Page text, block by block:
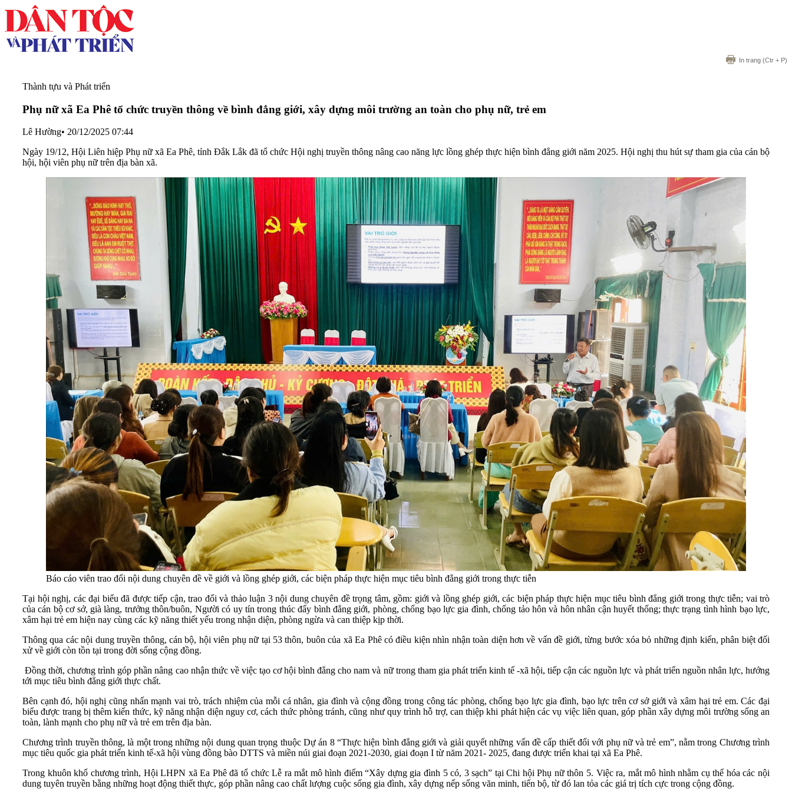
In trang (Ctr + P)
Thành tựu và Phát triển
Phụ nữ xã Ea Phê tổ chức truyền thông về bình đẳng giới, xây dựng môi trường an toàn cho phụ nữ, trẻ em
Lê Hường• 20/12/2025 07:44
Ngày 19/12, Hội Liên hiệp Phụ nữ xã Ea Phê, tỉnh Đắk Lắk đã tổ chức Hội nghị truyền thông nâng cao năng lực lồng ghép thực hiện bình đẳng giới năm 2025. Hội nghị thu hút sự tham gia của cán bộ
hội, hội viên phụ nữ trên địa bàn xã.
Báo cáo viên trao đổi nội dung chuyên đề về giới và lồng ghép giới, các biện pháp thực hiện mục tiêu bình đẳng giới trong thực tiễn
Tại hội nghị, các đại biểu đã được tiếp cận, trao đổi và thảo luận 3 nội dung chuyên đề trọng tâm, gồm: giới và lồng ghép giới, các biện pháp thực hiện mục tiêu bình đẳng giới trong thực tiễn; vai trò
của cán bộ cơ sở, già làng, trưởng thôn/buôn, Người có uy tín trong thúc đẩy bình đẳng giới, phòng, chống bạo lực gia đình, chống tảo hôn và hôn nhân cận huyết thống; thực trạng tình hình bạo lực,
xâm hại trẻ em hiện nay cùng các kỹ năng thiết yếu trong nhận diện, phòng ngừa và can thiệp kịp thời.
Thông qua các nội dung truyền thông, cán bộ, hội viên phụ nữ tại 53 thôn, buôn của xã Ea Phê có điều kiện nhìn nhận toàn diện hơn về vấn đề giới, từng bước xóa bỏ những định kiến, phân biệt đối
xử về giới còn tồn tại trong đời sống cộng đồng.
Đồng thời, chương trình góp phần nâng cao nhận thức về việc tạo cơ hội bình đẳng cho nam và nữ trong tham gia phát triển kinh tế -xã hội, tiếp cận các nguồn lực và phát triển nguồn nhân lực, hướng
tới mục tiêu bình đẳng giới thực chất.
Bên cạnh đó, hội nghị cũng nhấn mạnh vai trò, trách nhiệm của mỗi cá nhân, gia đình và cộng đồng trong công tác phòng, chống bạo lực gia đình, bạo lực trên cơ sở giới và xâm hại trẻ em. Các đại
biểu được trang bị thêm kiến thức, kỹ năng nhận diện nguy cơ, cách thức phòng tránh, cũng như quy trình hỗ trợ, can thiệp khi phát hiện các vụ việc liên quan, góp phần xây dựng môi trường sống an
toàn, lành mạnh cho phụ nữ và trẻ em trên địa bàn.
Chương trình truyền thông, là một trong những nội dung quan trọng thuộc Dự án 8 “Thực hiện bình đẳng giới và giải quyết những vấn đề cấp thiết đối với phụ nữ và trẻ em”, nằm trong Chương trình
mục tiêu quốc gia phát triển kinh tế-xã hội vùng đồng bào DTTS và miền núi giai đoạn 2021-2030, giai đoạn I từ năm 2021- 2025, đang được triển khai tại xã Ea Phê.
Trong khuôn khổ chương trình, Hội LHPN xã Ea Phê đã tổ chức Lễ ra mắt mô hình điểm “Xây dựng gia đình 5 có, 3 sạch” tại Chi hội Phụ nữ thôn 5. Việc ra, mắt mô hình nhằm cụ thể hóa các nội
dung tuyên truyền bằng những hoạt động thiết thực, góp phần nâng cao chất lượng cuộc sống gia đình, xây dựng nếp sống văn minh, tiến bộ, từ đó lan tỏa các giá trị tích cực trong cộng đồng.